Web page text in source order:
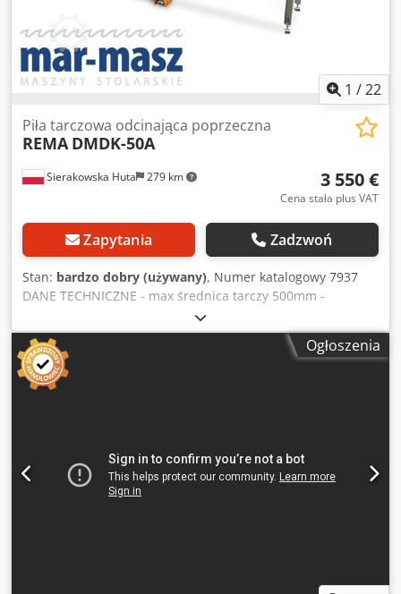
produkcji polskiej – oryginalna dokumentacja DTR – 2 stoły
rolkowe – pneumatyczny skok tarczy – piła używana, stan
bardzo dobry Cena netto: 14500 PLN Cena netto: 3455 EUR
w zależności od ceny 4,20 EUR (Ceny mogą się zmieniać
wraz z wyższymi wahaniami)
1 /22
Sierakowska Huta 279 km
Piła tarczowa odcinająca poprzeczna
REMA DMDK-50A
3 550 €
Cena stała plus VAT
Zapytania Zadzwoń
Stan: bardzo dobry (używany), Numer katalogowy 7937
DANE TECHNICZNE - max średnica tarczy 500mm -
średnica wrzeciona 30mm - z góry docisk pneumatyczny -
osłona na tarcze - pneumatyczny wysuw tarczy - max
wysokość cięcia 150mm - max szerokość cięcia 350mm -
silnik główny 5,5kW - średnica króćców odciągu 120mm -
wymiary blatu dł/szer 740x500mm - wysokość blatu od
510mm - wymiary całkowite maszyny bez stołu dł/szer/wys
1200x640x1280mm - waga około 500kg ATUTY – produkcji
polskiej – oryginalna dokumentacja DTR – 2 stoły rolkowe
Ogłoszenia